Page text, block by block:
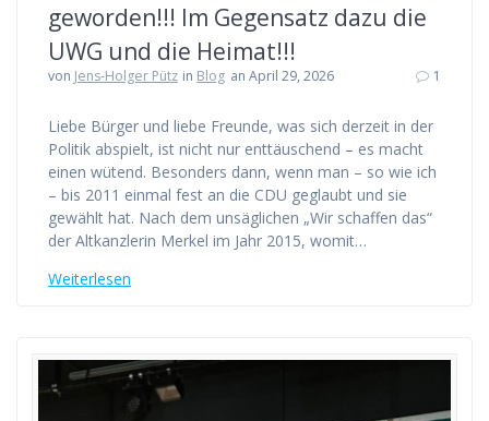
geworden!!! Im Gegensatz dazu die
UWG und die Heimat!!!
von Jens-Holger Pütz in Blog an April 29, 2026 1
Liebe Bürger und liebe Freunde, was sich derzeit in der
Politik abspielt, ist nicht nur enttäuschend – es macht
einen wütend. Besonders dann, wenn man – so wie ich
– bis 2011 einmal fest an die CDU geglaubt und sie
gewählt hat. Nach dem unsäglichen „Wir schaffen das“
der Altkanzlerin Merkel im Jahr 2015, womit…
Weiterlesen